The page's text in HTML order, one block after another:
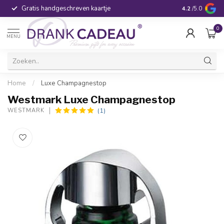
Gratis handgeschreven kaartje Voor 16:00
4.2 /5.0
MENU
0
Home / Luxe Champagnestop
Westmark Luxe Champagnestop
WESTMARK (1)